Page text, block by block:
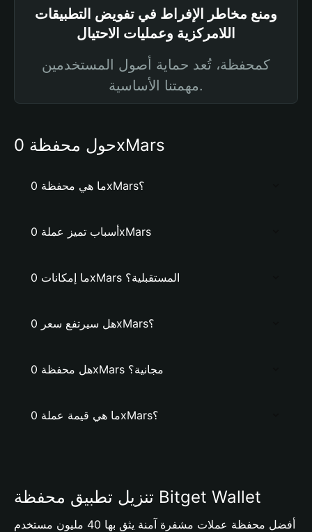
ومنع مخاطر الإفراط في تفويض التطبيقات
اللامركزية وعمليات الاحتيال
كمحفظة، تُعد حماية أصول المستخدمين
مهمتنا الأساسية.
حول محفظة 0xMars
ما هي محفظة 0xMars؟
أسباب تميز عملة 0xMars
ما إمكانات 0xMars المستقبلية؟
هل سيرتفع سعر 0xMars؟
هل محفظة 0xMars مجانية؟
ما هي قيمة عملة 0xMars؟
تنزيل تطبيق محفظة Bitget Wallet
أفضل محفظة عملات مشفرة آمنة يثق بها 40 مليون مستخدم